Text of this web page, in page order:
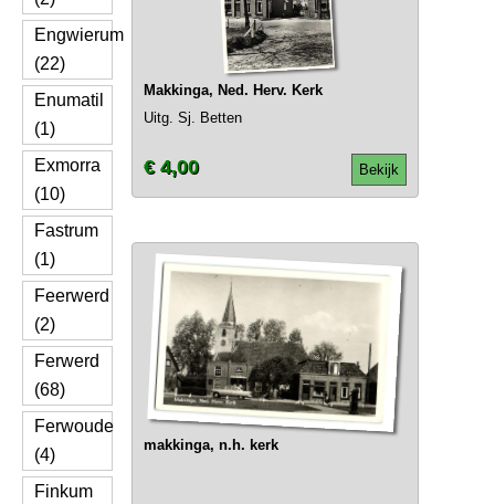
Engwierum
(22)
Enumatil
(1)
Exmorra
(10)
Fastrum
(1)
Feerwerd
(2)
Ferwerd
(68)
Ferwoude
(4)
Finkum
Makkinga, Ned. Herv. Kerk
Uitg. Sj. Betten
Bekijk
€ 4,00
makkinga, n.h. kerk